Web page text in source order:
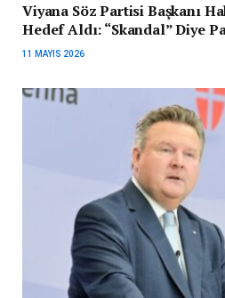
Viyana Söz Partisi Başkanı
Hedef Aldı: “Skandal” Diye
11 MAYIS 2026